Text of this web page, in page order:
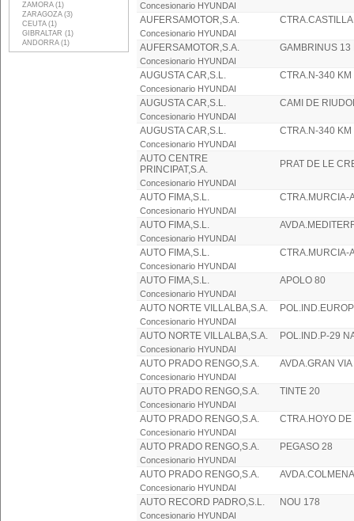
ZAMORA (1)
ZARAGOZA (3)
CEUTA (1)
GIBRALTAR (1)
ANDORRA (1)
Concesionario HYUNDAI
AUFERSAMOTOR,S.A.
Concesionario HYUNDAI
AUFERSAMOTOR,S.A. GAMBRINUS 13
Concesionario HYUNDAI
AUGUSTA CAR,S.L. CTRA.N-340 KM
Concesionario HYUNDAI
AUGUSTA CAR,S.L. CAMI DE
Concesionario HYUNDAI
AUGUSTA CAR,S.L. CTRA.N-340 KM
Concesionario HYUNDAI
AUTO CENTRE
PRINCIPAT,S.A.
PRAT DE LE
Concesionario HYUNDAI
AUTO FIMA,S.L. CTRA.MURCIA-
Concesionario HYUNDAI
AUTO FIMA,S.L.
Concesionario HYUNDAI
AUTO FIMA,S.L. CTRA.MURCIA-
Concesionario HYUNDAI
AUTO FIMA,S.L. APOLO 80
Concesionario HYUNDAI
AUTO NORTE VILLALBA,S.A.
Concesionario HYUNDAI
AUTO NORTE VILLALBA,S.A. POL.IND.P-29
Concesionario HYUNDAI
AUTO PRADO RENGO,S.A. AVDA.GRAN
Concesionario HYUNDAI
AUTO PRADO RENGO,S.A. TINTE 20
Concesionario HYUNDAI
AUTO PRADO RENGO,S.A. CTRA.HOYO
Concesionario HYUNDAI
AUTO PRADO RENGO,S.A. PEGASO 28
Concesionario HYUNDAI
AUTO PRADO RENGO,S.A.
Concesionario HYUNDAI
AUTO RECORD PADRO,S.L. NOU 178
Concesionario HYUNDAI